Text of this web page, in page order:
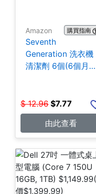
Amazon 購買指南
Seventh
Generation 洗衣機
清潔劑 6個(6個月
$ 12.96 $7.77
由此查看